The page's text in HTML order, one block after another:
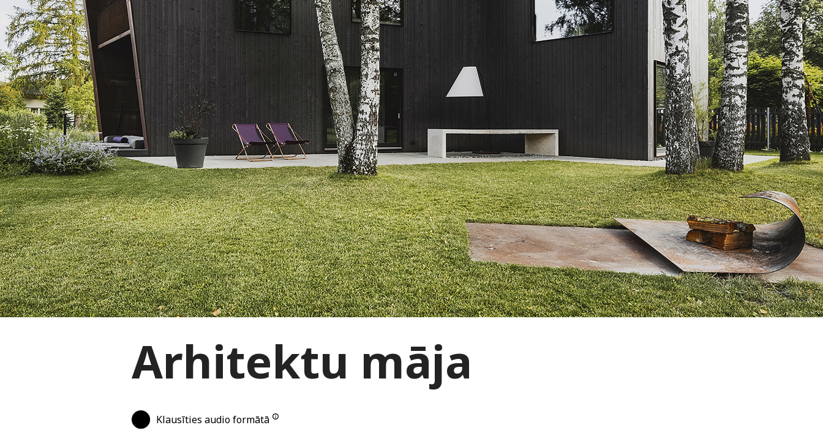
Arhitektu māja
Klausīties audio formātā